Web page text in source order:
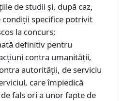
de studii şi, după caz,
condiţii specifice potrivit
la concurs;
definitiv pentru
contra umanităţii,
autorităţii, de serviciu
care împiedică
fals ori a unor fapte de